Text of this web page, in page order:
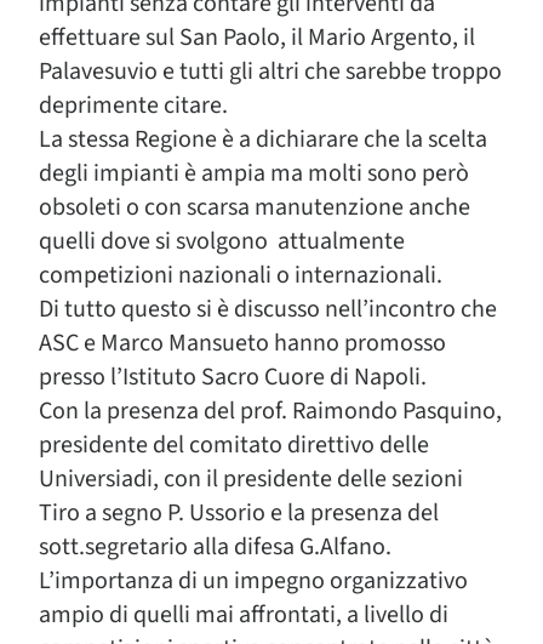
effettuare sul San Paolo, il Mario Argento, il
Palavesuvio e tutti gli altri che sarebbe troppo
deprimente citare.
La stessa Regione è a dichiarare che la scelta
degli impianti è ampia ma molti sono però
obsoleti o con scarsa manutenzione anche
quelli dove si svolgono attualmente
competizioni nazionali o internazionali.
Di tutto questo si è discusso nell’incontro che
ASC e Marco Mansueto hanno promosso
presso l’Istituto Sacro Cuore di Napoli.
Con la presenza del prof. Raimondo Pasquino,
presidente del comitato direttivo delle
Universiadi, con il presidente delle sezioni
Tiro a segno P. Ussorio e la presenza del
sott.segretario alla difesa G.Alfano.
L’importanza di un impegno organizzativo
ampio di quelli mai affrontati, a livello di